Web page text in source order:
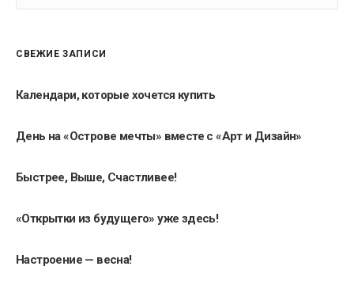
СВЕЖИЕ ЗАПИСИ
Календари, которые хочется купить
День на «Острове мечты» вместе с «Арт и Дизайн»
Быстрее, Выше, Счастливее!
«Открытки из будущего» уже здесь!
Настроение — весна!